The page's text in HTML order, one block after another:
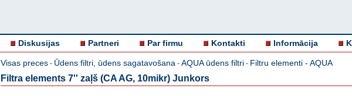
Diskusijas Partneri Par firmu Kontakti Informācija
Visas preces - Ūdens filtri, ūdens sagatavošana - AQUA ūdens filtri - Filtru elementi - AQUA
Filtra elements 7'' zaļš (CA AG, 10mikr) Junkors